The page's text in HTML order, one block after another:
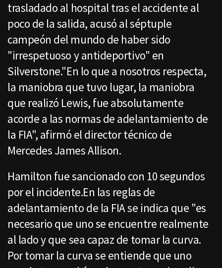
trasladado al hospital tras el accidente al
poco de la salida, acusó al séptuple
campeón del mundo de haber sido
"irrespetuoso y antideportivo" en
Silverstone."En lo que a nosotros respecta,
la maniobra que tuvo lugar, la maniobra
que realizó Lewis, fue absolutamente
acorde a las normas de adelantamiento de
la FIA", afirmó el director técnico de
Mercedes James Allison.
Hamilton fue sancionado con 10 segundos
por el incidente.En las reglas de
adelantamiento de la FIA se indica que "es
necesario que uno se encuentre realmente
al lado y que sea capaz de tomar la curva.
Por tomar la curva se entiende que uno